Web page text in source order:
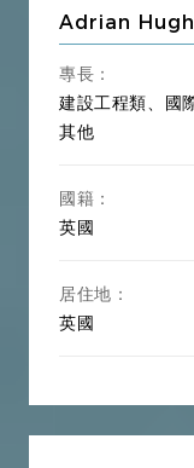
產權
類】
資訊技術
智識產權
【房地
產類】
房地產法
環境
類】
文化
類】
電子競技
他】
Adrian
專長：
建設工程類、國
其他
國籍：
英國
居住地：
英國